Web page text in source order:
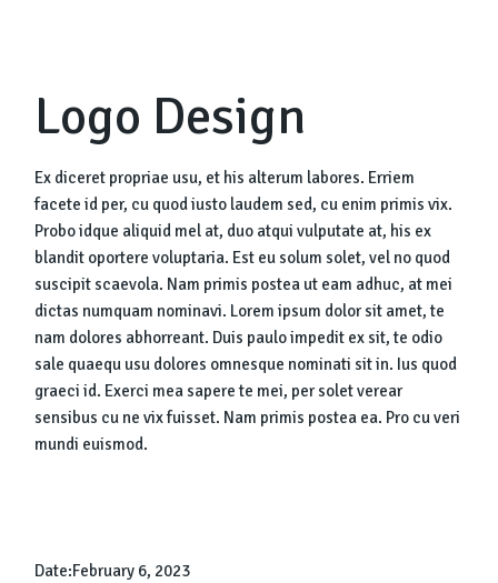
Logo Design
Ex diceret propriae usu, et his alterum labores. Erriem
facete id per, cu quod iusto laudem sed, cu enim primis vix.
Probo idque aliquid mel at, duo atqui vulputate at, his ex
blandit oportere voluptaria. Est eu solum solet, vel no quod
suscipit scaevola. Nam primis postea ut eam adhuc, at mei
dictas numquam nominavi. Lorem ipsum dolor sit amet, te
nam dolores abhorreant. Duis paulo impedit ex sit, te odio
sale quaequ usu dolores omnesque nominati sit in. Ius quod
graeci id. Exerci mea sapere te mei, per solet verear
sensibus cu ne vix fuisset. Nam primis postea ea. Pro cu veri
mundi euismod.
Date:February 6, 2023